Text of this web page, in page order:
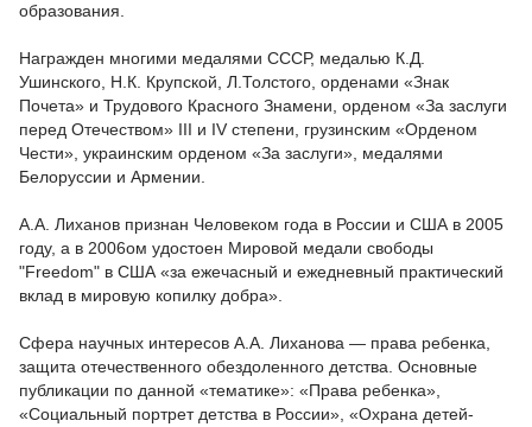
образования.
Награжден многими медалями СССР, медалью К.Д.
Ушинского, Н.К. Крупской, Л.Толстого, орденами «Знак
Почета» и Трудового Красного Знамени, орденом «За заслуги
перед Отечеством» III и IV степени, грузинским «Орденом
Чести», украинским орденом «За заслуги», медалями
Белоруссии и Армении.
А.А. Лиханов признан Человеком года в России и США в 2005
году, а в 2006ом удостоен Мировой медали свободы
"Freedom" в США «за ежечасный и ежедневный практический
вклад в мировую копилку добра».
Сфера научных интересов А.А. Лиханова — права ребенка,
защита отечественного обездоленного детства. Основные
публикации по данной «тематике»: «Права ребенка»,
«Социальный портрет детства в России», «Охрана детей-